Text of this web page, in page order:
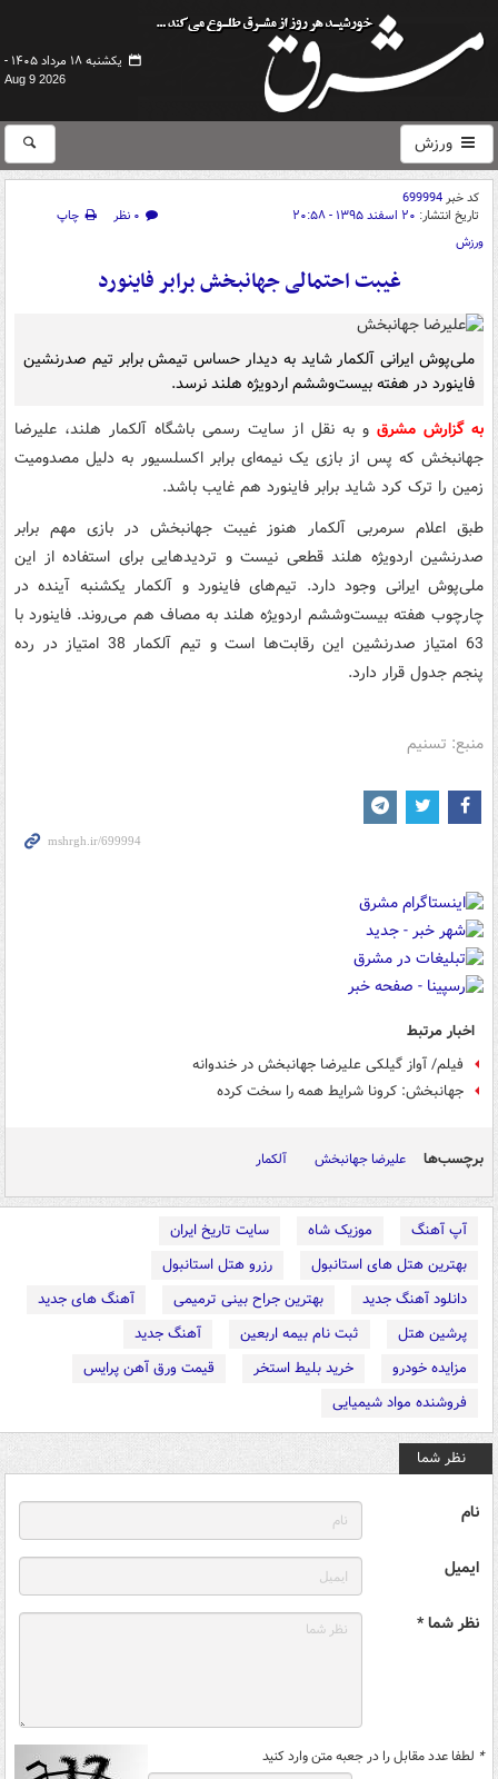
یکشنبه ۱۸ مرداد ۱۴۰۵ -
Aug 9 2026
ورزش
کد خبر699994
تاریخ انتشار: ۲۰ اسفند ۱۳۹۵ - ۲۰:۵۸ ۰ نظر
چاپ
ورزش
غیبت احتمالی جهانبخش برابر فاینورد
ملی‌پوش ایرانی آلکمار شاید به دیدار حساس تیمش برابر تیم صدرنشین
فاینورد در هفته بیست‌وششم اردویژه هلند نرسد.
به گزارش مشرق و به نقل از سایت رسمی باشگاه آلکمار هلند، علیرضا
جهانبخش که پس از بازی یک ‌نیمه‌ای برابر اکسلسیور به دلیل مصدومیت
زمین را ترک کرد شاید برابر فاینورد هم غایب باشد.
طبق اعلام سرمربی آلکمار هنوز غیبت جهانبخش در بازی مهم برابر
صدرنشین اردویژه هلند قطعی نیست و تردیدهایی برای استفاده از این
ملی‌پوش ایرانی وجود دارد. تیم‌های فاینورد و آلکمار یکشنبه آینده در
چارچوب هفته بیست‌وششم اردویژه هلند به مصاف هم می‌روند. فاینورد با
63 امتیاز صدرنشین این رقابت‌ها است و تیم آلکمار 38 امتیاز در رده
پنجم جدول قرار دارد.
منبع: تسنیم
اخبار مرتبط
فیلم/ آواز گیلکی علیرضا جهانبخش در خندوانه
جهانبخش: کرونا شرایط همه را سخت کرده
برچسب‌ها علیرضا جهانبخش آلکمار
آپ آهنگ موزیک شاه
سایت تاریخ ایران
بهترین هتل های استانبول
رزرو هتل استانبول
دانلود آهنگ جدید
بهترین جراح بینی ترمیمی
آهنگ های جدید
پرشین هتل
ثبت نام بیمه اربعین
آهنگ جدید
مزایده خودرو
خرید بلیط استخر
قیمت ورق آهن پرایس
فروشنده مواد شیمیایی
نظر شما
نام
ایمیل
نظر شما *
* لطفا عدد مقابل را در جعبه متن وارد کنید